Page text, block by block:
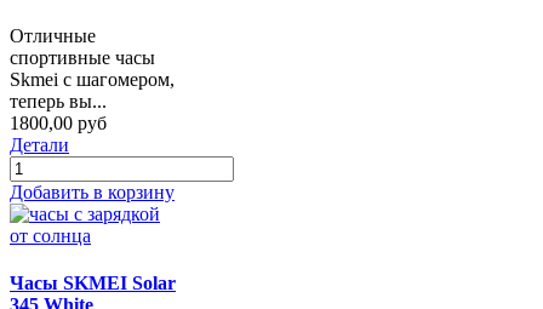
Отличные
спортивные часы
Skmei с шагомером,
теперь вы...
1800,00 руб
Детали
Добавить в корзину
Часы SKMEI Solar